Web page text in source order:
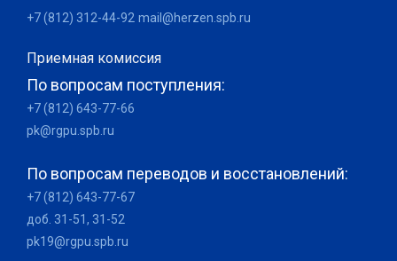
+7 (812) 312-44-92 mail@herzen.spb.ru
Приемная комиссия
По вопросам поступления:
+7 (812) 643-77-66
pk@rgpu.spb.ru
По вопросам переводов и восстановлений:
+7 (812) 643-77-67
доб. 31-51, 31-52
pk19@rgpu.spb.ru